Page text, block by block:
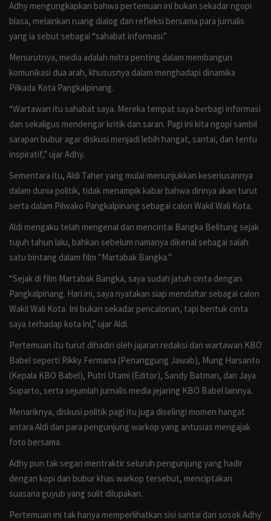
Adhy mengungkapkan bahwa pertemuan ini bukan sekadar ngopi
biasa, melainkan ruang dialog dan refleksi bersama para jurnalis
yang ia sebut sebagai “sahabat informasi.”
Menurutnya, media adalah mitra penting dalam membangun
komunikasi dua arah, khususnya dalam menghadapi dinamika
Pilkada Kota Pangkalpinang.
“Wartawan itu sahabat saya. Mereka tempat saya berbagi informasi
dan sekaligus mendengar kritik dan saran. Pagi ini kita ngopi sambil
sarapan bubur agar diskusi menjadi lebih hangat, santai, dan tentu
inspiratif,” ujar Adhy.
Sementara itu, Aldi Taher yang mulai menunjukkan keseriusannya
dalam dunia politik, tidak menampik kabar bahwa dirinya akan turut
serta dalam Pilwako Pangkalpinang sebagai calon Wakil Wali Kota.
Aldi mengaku telah mengenal dan mencintai Bangka Belitung sejak
tujuh tahun lalu, bahkan sebelum namanya dikenal sebagai salah
satu bintang dalam film "Martabak Bangka."
“Sejak di film Martabak Bangka, saya sudah jatuh cinta dengan
Pangkalpinang. Hari ini, saya nyatakan siap mendaftar sebagai calon
Wakil Wali Kota. Ini bukan sekadar pencalonan, tapi bentuk cinta
saya terhadap kota ini,” ujar Aldi.
Pertemuan itu turut dihadiri oleh jajaran redaksi dan wartawan KBO
Babel seperti Rikky Fermana (Penanggung Jawab), Mung Harsanto
(Kepala KBO Babel), Putri Utami (Editor), Sandy Batman, dan Jaya
Suparto, serta sejumlah jurnalis media jejaring KBO Babel lainnya.
Menariknya, diskusi politik pagi itu juga diselingi momen hangat
antara Aldi dan para pengunjung warkop yang antusias mengajak
foto bersama.
Adhy pun tak segan mentraktir seluruh pengunjung yang hadir
dengan kopi dan bubur khas warkop tersebut, menciptakan
suasana guyub yang sulit dilupakan.
Pertemuan ini tak hanya memperlihatkan sisi santai dari sosok Adhy